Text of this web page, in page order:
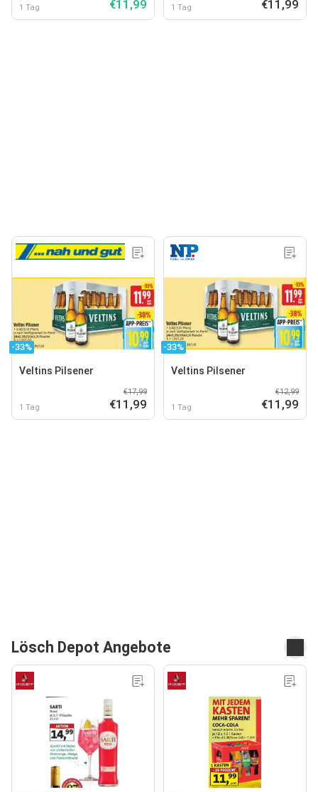
1 Tag €11,99 1 Tag €11,99
-33%
Veltins Pilsener
1 Tag
€17,99
€11,99
-33%
Veltins Pilsener
1 Tag
€12,99
€11,99
Lösch Depot Angebote